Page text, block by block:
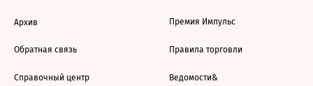
Архив
Обратная связь
Справочный центр
Премия Импульс
Правила торговли
Ведомости&